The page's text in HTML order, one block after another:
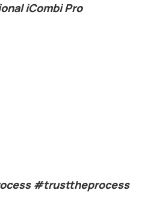
iCombi Pro
#trusttheprocess